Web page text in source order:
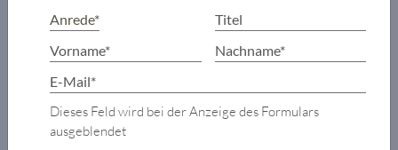
Ankleide
2 Schlafzimmer
mit Badezimmer
en suite
Terrassen-
Zugang von
Dieses Feld wird bei der Anzeige des Formulars
ausgeblendet